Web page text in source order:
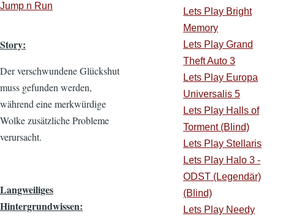
Jump n Run
Story:
Der verschwundene Glückshut
muss gefunden werden,
während eine merkwürdige
Wolke zusätzliche Probleme
verursacht.
Langweiliges
Hintergrundwissen:
Lets Play Bright
Memory
Lets Play Grand
Theft Auto 3
Lets Play Europa
Universalis 5
Lets Play Halls of
Torment (Blind)
Lets Play Stellaris
Lets Play Halo 3 -
ODST (Legendär)
(Blind)
Lets Play Needy